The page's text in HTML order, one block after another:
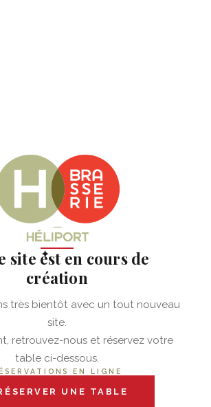
✦
site est en cours de
création
très bientôt avec un tout nouveau
site.
retrouvez-nous et réservez votre
table ci-dessous.
EN LIGNE
UNE TABLE